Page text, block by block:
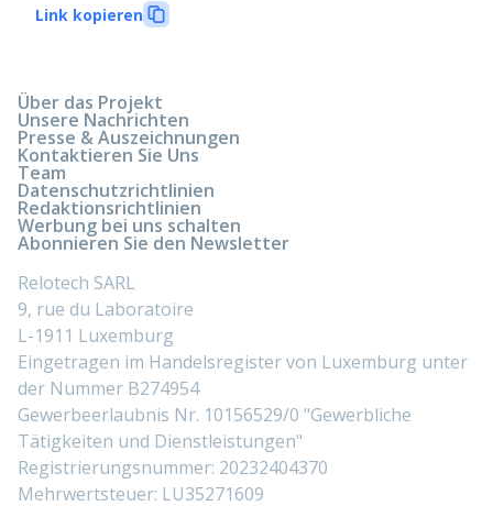
Link kopieren
Über das Projekt
Unsere Nachrichten
Presse & Auszeichnungen
Kontaktieren Sie Uns
Team
Datenschutzrichtlinien
Redaktionsrichtlinien
Werbung bei uns schalten
Abonnieren Sie den Newsletter
Relotech SARL
9, rue du Laboratoire
L-1911 Luxemburg
Eingetragen im Handelsregister von Luxemburg unter
der Nummer B274954
Gewerbeerlaubnis Nr. 10156529/0 "Gewerbliche
Tätigkeiten und Dienstleistungen"
Registrierungsnummer: 20232404370
Mehrwertsteuer: LU35271609